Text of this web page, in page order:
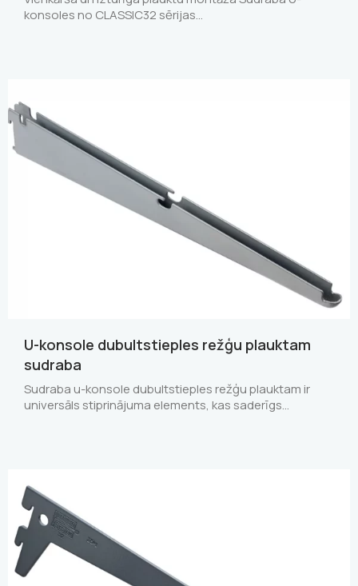
konsoles no CLASSIC32 sērijas…
U-konsole dubultstieples režģu plauktam
sudraba
Sudraba u-konsole dubultstieples režģu plauktam ir
universāls stiprinājuma elements, kas saderīgs…